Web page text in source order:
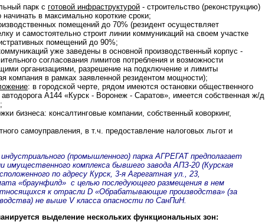
парк с готовой инфраструктурой - строительство (реконструкцию)
в максимально короткие сроки;
помещений до 70% (резидент осуществляет
и самостоятельно строит линии коммуникаций на своем участке
помещений до 90%;
уже заведены в основной производственный корпус -
согласования лимитов потребления и возможности
организациями, разрешение на подключение и лимиты
компания в рамках заявленной резидентом мощности);
: в городской черте, рядом имеются остановки общественного
автодорога А144 «Курск - Воронеж - Саратов», имеется собственная ж/д
бизнеса: консалтинговые компании, собственный коворкинг,
самоуправления, в т.ч. предоставление налоговых льгот и
(промышленного) парка АГРЕГАТ предполагает
имущественного комплекса бывшего завода АПЗ-20 (Курская
по адресу Курск, 3-я Агрегатная ул., 23,
«браунфилд» с целью последующего размещения в нем
к отрасли D «Обрабатывающие производства» (за
не выше V класса опасности по СанПиН.
выделение нескольких функциональных зон: